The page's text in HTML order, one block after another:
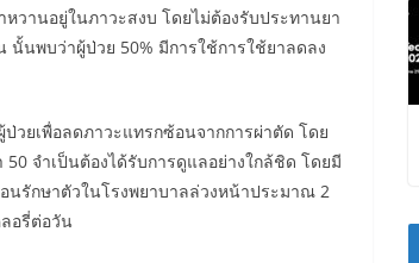
วานอยู่ในภาวะสงบ โดยไม่ต้องรับประทานยา
นพบว่าผู้ป่วย 50% มีการใช้การใช้ยาลดลง
วยเพื่อลดภาวะแทรกซ้อนจากการผ่าตัด โดย
จำเป็นต้องได้รับการดูแลอย่างใกล้ชิด โดยมี
นรักษาตัวในโรงพยาบาลล่วงหน้าประมาณ 2
ลอรี่ต่อวัน